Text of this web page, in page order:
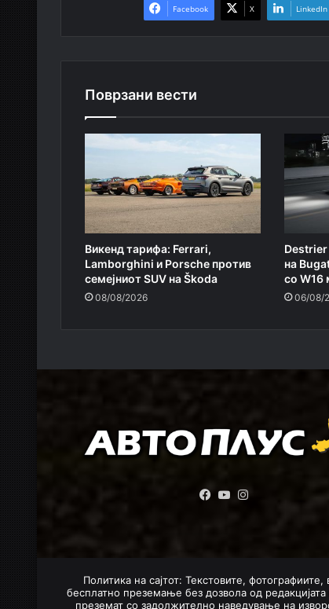
Facebook X LinkedIn
Поврзани вести
Викенд тарифа: Ferrari,
Lamborghini и Porsche против
семејниот SUV на Škoda
08/08/2026
Destrier
на
со W16
06/08/
Facebook
YouTube
Политика на сајтот: Текстовите,
бесплатно преземање без дозвола од
преземат со задолжително наведување на